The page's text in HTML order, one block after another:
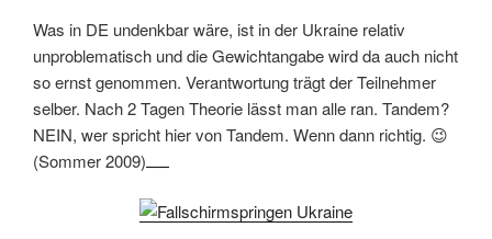
Was in DE undenkbar wäre, ist in der Ukraine relativ
unproblematisch und die Gewichtangabe wird da auch nicht
so ernst genommen. Verantwortung trägt der Teilnehmer
selber. Nach 2 Tagen Theorie lässt man alle ran. Tandem?
NEIN, wer spricht hier von Tandem. Wenn dann richtig. 😉
(Sommer 2009)